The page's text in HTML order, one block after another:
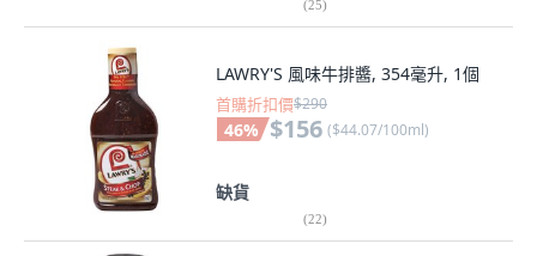
(25)
LAWRY'S 風味牛排醬, 354毫升, 1個
首購折扣價$290
46% $156 ($44.07/100ml)
缺貨
(22)